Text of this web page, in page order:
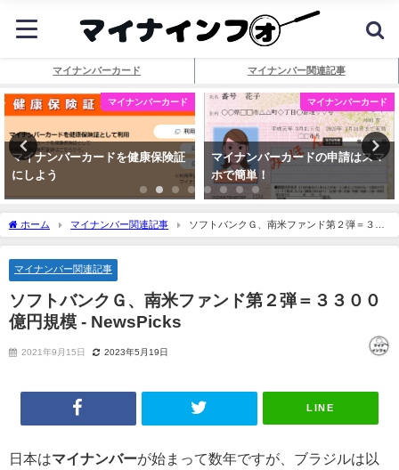
マイナンバーカード マイナンバー関連記事
マイナンバーカード
マイナンバーカードを健康保険証
にしよう
マイナンバーカード
マイナンバーカードの申請はスマ
ホで簡単！
ホーム マイナンバー関連記事
ソフトバンクＧ、南米ファンド第２弾＝３３
００億円規模 - NewsPicks
マイナンバー関連記事
ソフトバンクＧ、南米ファンド第２弾＝３３００
億円規模 - NewsPicks
2021年9月15日 2023年5月19日
LINE
日本はマイナンバーが始まって数年ですが、ブラジルは以